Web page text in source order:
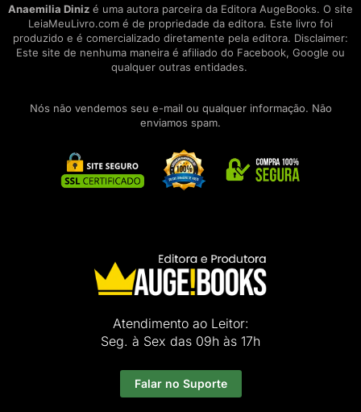
Anaemilia Diniz é uma autora parceira da Editora AugeBooks. O site
LeiaMeuLivro.com é de propriedade da editora. Este livro foi
produzido e é comercializado diretamente pela editora. Disclaimer:
Este site de nenhuma maneira é afiliado do Facebook, Google ou
qualquer outras entidades.
Nós não vendemos seu e-mail ou qualquer informação. Não
enviamos spam.
Atendimento ao Leitor:
Seg. à Sex das 09h às 17h
Falar no Suporte